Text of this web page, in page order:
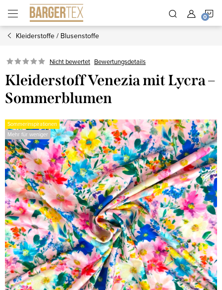
Inhalt
springen
Kleiderstoffe / Blusenstoffe
Nicht bewertet Bewertungsdetails
Kleiderstoff Venezia mit Lycra –
Sommerblumen
Sommerinspirationen
Mehr für weniger